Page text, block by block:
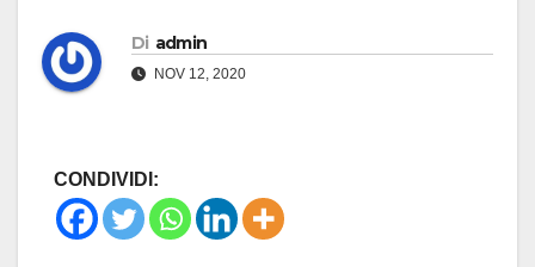
Di admin
NOV 12, 2020
CONDIVIDI: